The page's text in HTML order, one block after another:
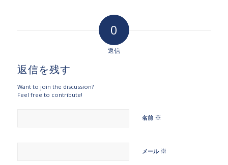
0
返信
返信を残す
Want to join the discussion?
Feel free to contribute!
名前 ※
メール ※